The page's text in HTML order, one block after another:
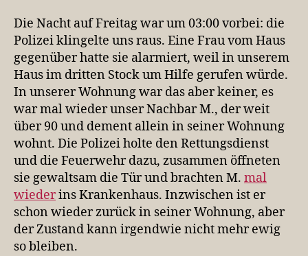
Die Nacht auf Freitag war um 03:00 vorbei: die
Polizei klingelte uns raus. Eine Frau vom Haus
gegenüber hatte sie alarmiert, weil in unserem
Haus im dritten Stock um Hilfe gerufen würde.
In unserer Wohnung war das aber keiner, es
war mal wieder unser Nachbar M., der weit
über 90 und dement allein in seiner Wohnung
wohnt. Die Polizei holte den Rettungsdienst
und die Feuerwehr dazu, zusammen öffneten
sie gewaltsam die Tür und brachten M. mal
wiederins Krankenhaus. Inzwischen ist er
schon wieder zurück in seiner Wohnung, aber
der Zustand kann irgendwie nicht mehr ewig
so bleiben.